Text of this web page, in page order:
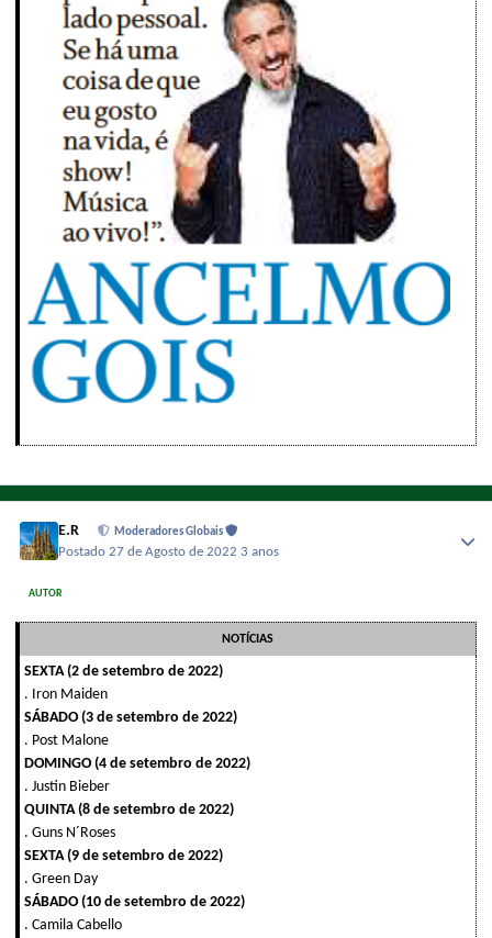
E.R Moderadores Globais
Postado27 de Agosto de 2022 3 anos
AUTOR
NOTÍCIAS
SEXTA (2 de setembro de 2022)
. Iron Maiden
SÁBADO (3 de setembro de 2022)
. Post Malone
DOMINGO (4 de setembro de 2022)
. Justin Bieber
QUINTA (8 de setembro de 2022)
. Guns N´Roses
SEXTA (9 de setembro de 2022)
. Green Day
SÁBADO (10 de setembro de 2022)
. Camila Cabello